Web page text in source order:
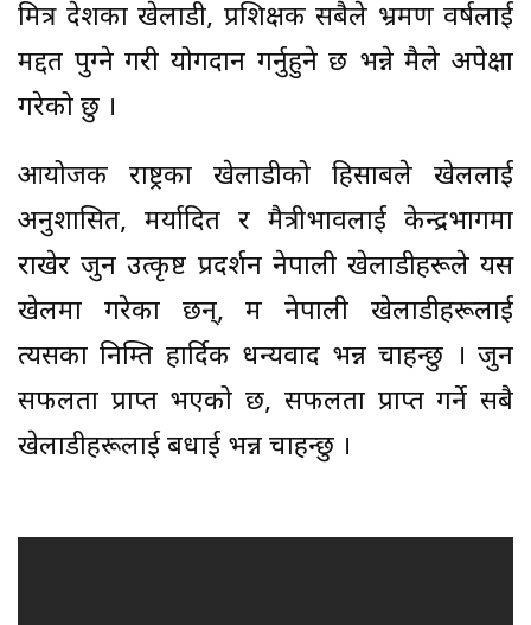
मित्र देशका खेलाडी, प्रशिक्षक सबैले भ्रमण वर्षलाई
मद्दत पुग्ने गरी योगदान गर्नुहुने छ भन्ने मैले अपेक्षा
गरेको छु ।
आयोजक राष्ट्रका खेलाडीको हिसाबले खेललाई
अनुशासित, मर्यादित र मैत्रीभावलाई केन्द्रभागमा
राखेर जुन उत्कृष्ट प्रदर्शन नेपाली खेलाडीहरूले यस
खेलमा गरेका छन्, म नेपाली खेलाडीहरूलाई
त्यसका निम्ति हार्दिक धन्यवाद भन्न चाहन्छु । जुन
सफलता प्राप्त भएको छ, सफलता प्राप्त गर्ने सबै
खेलाडीहरूलाई बधाई भन्न चाहन्छु ।